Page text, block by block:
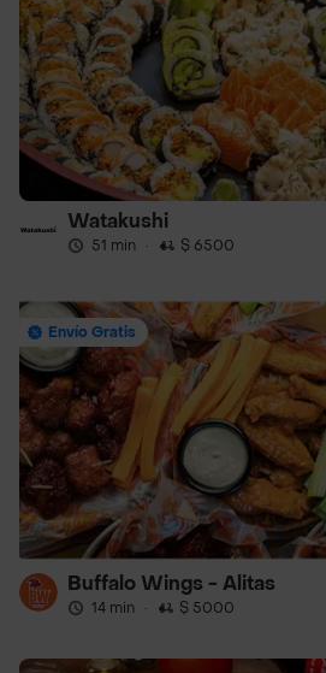
Watakushi
51 min · $ 6500
Envío Gratis
Buffalo Wings - Alitas
14 min · $ 5000